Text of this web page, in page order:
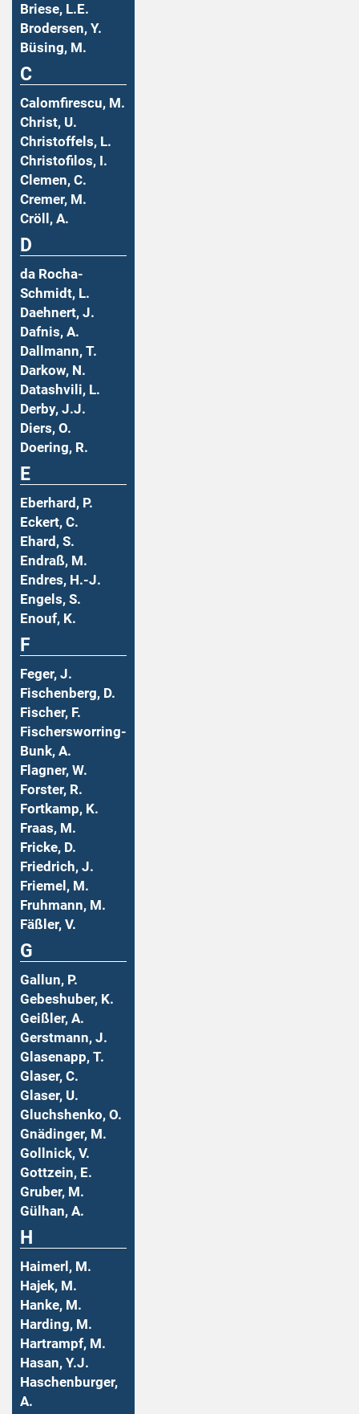
Briese, L.E.
Brodersen, Y.
Büsing, M.
C
Calomfirescu, M.
Christ, U.
Christoffels, L.
Christofilos, I.
Clemen, C.
Cremer, M.
Cröll, A.
D
da Rocha-
Schmidt, L.
Daehnert, J.
Dafnis, A.
Dallmann, T.
Darkow, N.
Datashvili, L.
Derby, J.J.
Diers, O.
Doering, R.
E
Eberhard, P.
Eckert, C.
Ehard, S.
Endraß, M.
Endres, H.-J.
Engels, S.
Enouf, K.
F
Feger, J.
Fischenberg, D.
Fischer, F.
Fischersworring-
Bunk, A.
Flagner, W.
Forster, R.
Fortkamp, K.
Fraas, M.
Fricke, D.
Friedrich, J.
Friemel, M.
Fruhmann, M.
Fäßler, V.
G
Gallun, P.
Gebeshuber, K.
Geißler, A.
Gerstmann, J.
Glasenapp, T.
Glaser, C.
Glaser, U.
Gluchshenko, O.
Gnädinger, M.
Gollnick, V.
Gottzein, E.
Gruber, M.
Gülhan, A.
H
Haimerl, M.
Hajek, M.
Hanke, M.
Harding, M.
Hartrampf, M.
Hasan, Y.J.
Haschenburger,
A.